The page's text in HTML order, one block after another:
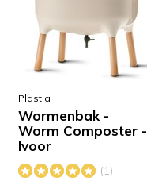
Plastia
Wormenbak -
Worm Composter -
Ivoor
(1)